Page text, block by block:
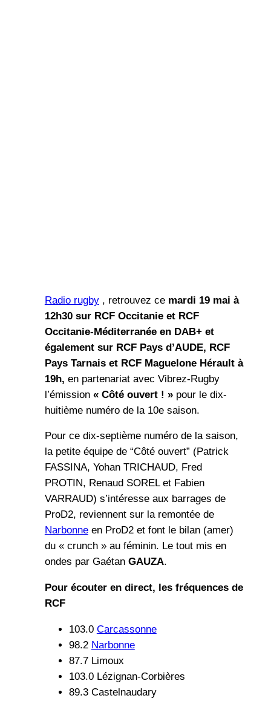
Radio rugby, retrouvez ce mardi 19 mai à
12h30 sur RCF Occitanie et RCF
Occitanie-Méditerranée en DAB+ et
également sur RCF Pays d’AUDE, RCF
Pays Tarnais et RCF Maguelone Hérault à
19h, en partenariat avec Vibrez-Rugby
l’émission « Côté ouvert ! »pour le dix-
huitième numéro de la 10e saison.
Pour ce dix-septième numéro de la saison,
la petite équipe de “Côté ouvert” (Patrick
FASSINA, Yohan TRICHAUD, Fred
PROTIN, Renaud SOREL et Fabien
VARRAUD) s’intéresse aux barrages de
ProD2, reviennent sur la remontée de
Narbonneen ProD2 et font le bilan (amer)
du « crunch » au féminin. Le tout mis en
ondes par Gaétan GAUZA.
Pour écouter en direct, les fréquences de
RCF
103.0 Carcassonne
98.2 Narbonne
87.7 Limoux
103.0 Lézignan-Corbières
89.3 Castelnaudary